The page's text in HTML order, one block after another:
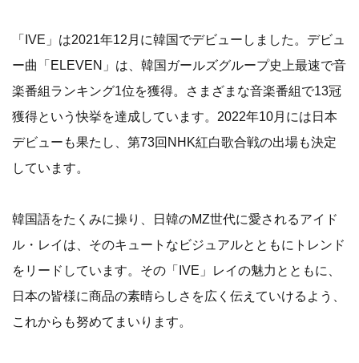
「IVE」は2021年12月に韓国でデビューしました。デビュ
ー曲「ELEVEN」は、韓国ガールズグループ史上最速で音
楽番組ランキング1位を獲得。さまざまな音楽番組で13冠
獲得という快挙を達成しています。2022年10月には日本
デビューも果たし、第73回NHK紅白歌合戦の出場も決定
しています。
韓国語をたくみに操り、日韓のMZ世代に愛されるアイド
ル・レイは、そのキュートなビジュアルとともにトレンド
をリードしています。その「IVE」レイの魅力とともに、
日本の皆様に商品の素晴らしさを広く伝えていけるよう、
これからも努めてまいります。